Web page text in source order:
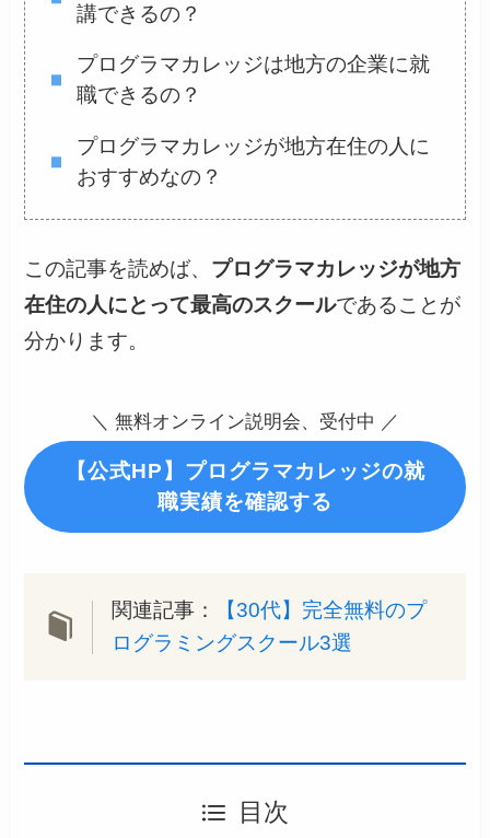
講できるの？
プログラマカレッジは地方の企業に就
職できるの？
プログラマカレッジが地方在住の人に
おすすめなの？
この記事を読めば、 プログラマカレッジが地方
在住の人にとって最高のスクールであることが
分かります。
＼ 無料オンライン説明会、受付中 ／
【公式HP】プログラマカレッジの就
職実績を確認する
関連記事：
【30代】完全無料のプ
ログラミングスクール3選
目次